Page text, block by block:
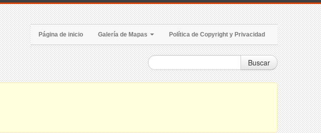
Página de inicio Galería de Mapas Política de Copyright y Privacidad
Buscar